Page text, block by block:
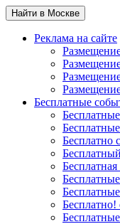
Найти в Москве
Реклама на сайте
Бесплатные
Бесплатно